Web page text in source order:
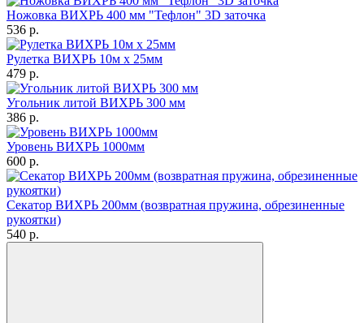
Ножовка ВИХРЬ 400 мм "Тефлон" 3D заточка
536 p.
Рулетка ВИХРЬ 10м х 25мм
479 p.
Угольник литой ВИХРЬ 300 мм
386 p.
Уровень ВИХРЬ 1000мм
600 p.
Секатор ВИХРЬ 200мм (возвратная пружина, обрезиненные
рукоятки)
540 p.